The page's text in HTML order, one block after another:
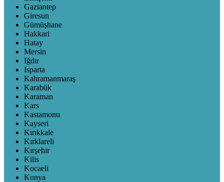
Gaziantep
Giresun
Gümüşhane
Hakkari
Hatay
Mersin
Iğdır
Isparta
Kahramanmaraş
Karabük
Karaman
Kars
Kastamonu
Kayseri
Kırıkkale
Kırklareli
Kırşehir
Kilis
Kocaeli
Konya